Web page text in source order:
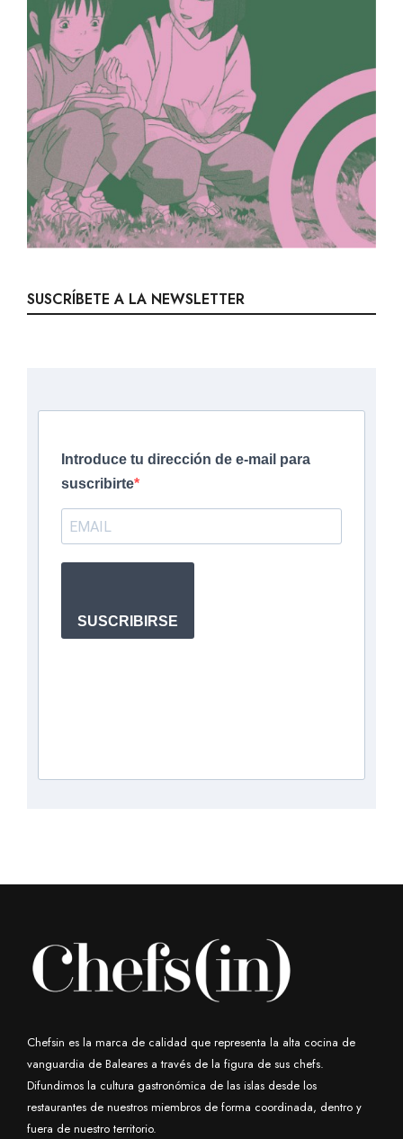
SUSCRÍBETE A LA NEWSLETTER
Introduce tu dirección de e-mail para
suscribirte
SUSCRIBIRSE
Chefsin es la marca de calidad que representa la alta cocina de
vanguardia de Baleares a través de la figura de sus chefs.
Difundimos la cultura gastronómica de las islas desde los
restaurantes de nuestros miembros de forma coordinada, dentro y
fuera de nuestro territorio.